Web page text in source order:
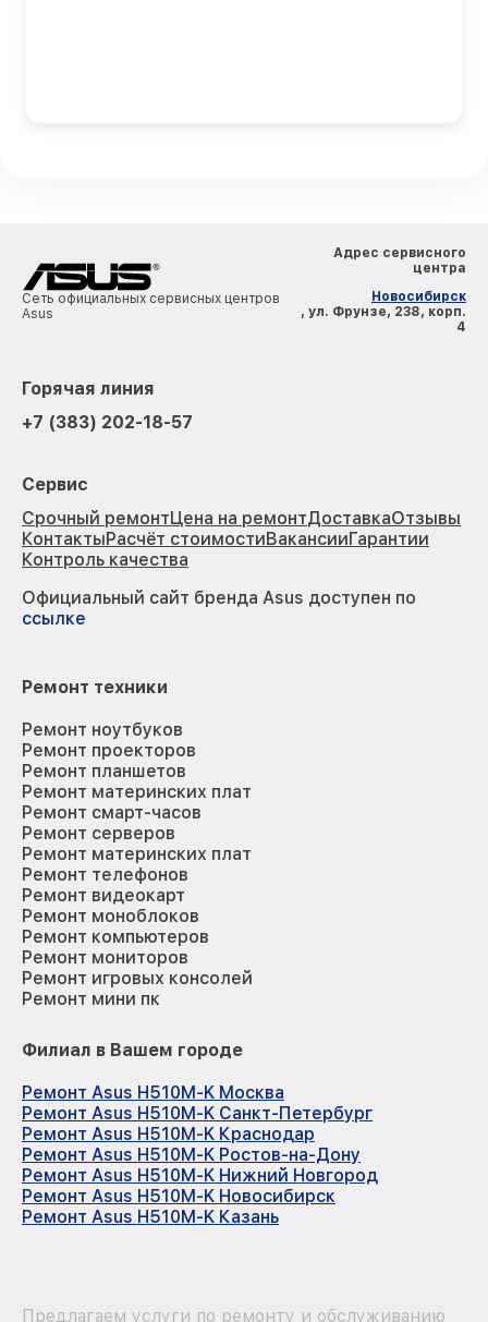
Сеть официальных сервисных центров
Asus
Адрес сервисного
центра
Новосибирск
, ул. Фрунзе, 238, корп.
4
Горячая линия
+7 (383) 202-18-57
Сервис
Срочный ремонтЦена на ремонтДоставкаОтзывы
КонтактыРасчёт стоимостиВакансииГарантии
Контроль качества
Официальный сайт бренда Asus доступен по
ссылке
Ремонт техники
Ремонт ноутбуков
Ремонт проекторов
Ремонт планшетов
Ремонт материнских плат
Ремонт смарт-часов
Ремонт серверов
Ремонт материнских плат
Ремонт телефонов
Ремонт видеокарт
Ремонт моноблоков
Ремонт компьютеров
Ремонт мониторов
Ремонт игровых консолей
Ремонт мини пк
Филиал в Вашем городе
Ремонт Asus H510M-K Москва
Ремонт Asus H510M-K Санкт-Петербург
Ремонт Asus H510M-K Краснодар
Ремонт Asus H510M-K Ростов-на-Дону
Ремонт Asus H510M-K Нижний Новгород
Ремонт Asus H510M-K Новосибирск
Ремонт Asus H510M-K Казань
Предлагаем услуги по ремонту и обслуживанию